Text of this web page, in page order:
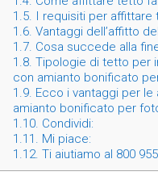
1.5. I requisiti per
1.6. Vantaggi dell’affitto
1.7. Cosa succede alla
1.8. Tipologie di tetto per
con amianto bonificato
1.9. Ecco i vantaggi per
amianto bonificato per
1.10. Condividi:
1.11. Mi piace:
1.12. Ti aiutiamo al 800